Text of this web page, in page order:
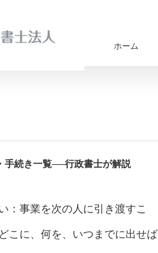
ホーム
手続き一覧──行政書士が解説
：事業を次の人に引き渡すこ
こに、何を、いつまでに出せば